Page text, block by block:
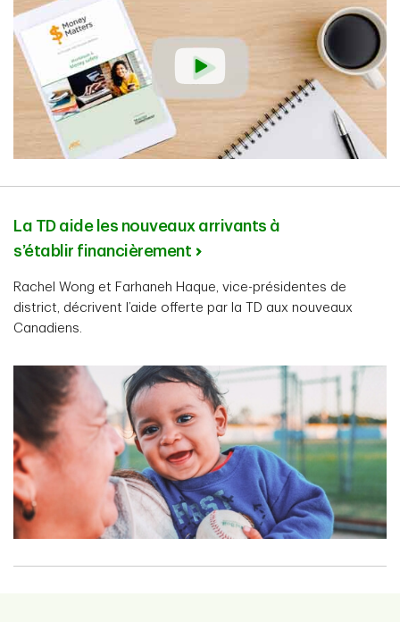
La TD aide les nouveaux arrivants à
s’établir financièrement
Rachel Wong et Farhaneh Haque, vice-présidentes de
district, décrivent l’aide offerte par la TD aux nouveaux
Canadiens.